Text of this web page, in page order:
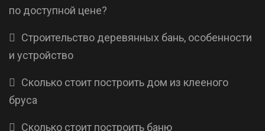
по доступной цене?
Cтроительство деревянных бань, особенности
и устройство
Сколько стоит построить дом из клееного
бруса
Сколько стоит построить баню